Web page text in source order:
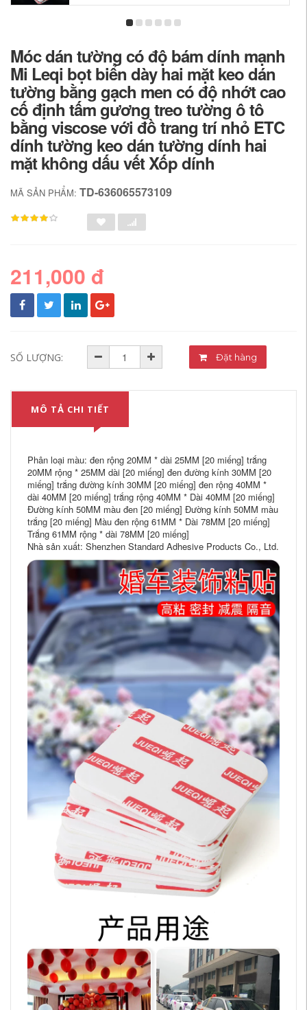
Móc dán tường có độ bám dính mạnh
Mi Leqi bọt biển dày hai mặt keo dán
tường bằng gạch men có độ nhớt cao
cố định tấm gương treo tường ô tô
bằng viscose với đồ trang trí nhỏ ETC
dính tường keo dán tường dính hai
mặt không dấu vết Xốp dính
MÃ SẢN PHẨM: TD-636065573109
211,000 đ
SỐ LƯỢNG: Đặt hàng
MÔ TẢ CHI TIẾT
Phân loại màu: đen rộng 20MM * dài 25MM [20 miếng] trắng
20MM rộng * 25MM dài [20 miếng] đen đường kính 30MM [20
miếng] trắng đường kính 30MM [20 miếng] đen rộng 40MM *
dài 40MM [20 miếng] trắng rộng 40MM * Dài 40MM [20 miếng]
Đường kính 50MM màu đen [20 miếng] Đường kính 50MM màu
trắng [20 miếng] Màu đen rộng 61MM * Dài 78MM [20 miếng]
Trắng 61MM rộng * dài 78MM [20 miếng]
Nhà sản xuất: Shenzhen Standard Adhesive Products Co., Ltd.